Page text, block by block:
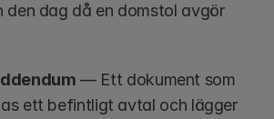
den dag då en domstol avgör
— Ett dokument som
ett befintligt avtal och lägger